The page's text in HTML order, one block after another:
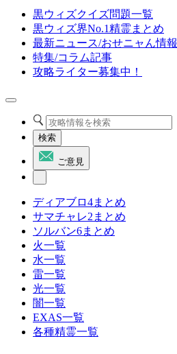
黒ウィズクイズ問題一覧
黒ウィズ界No.1精霊まとめ
最新ニュース/おせニャん情報
特集/コラム記事
攻略ライター募集中！
検索
ご意見
ディアブロ4まとめ
サマチャレ2まとめ
ソルバン6まとめ
火一覧
水一覧
雷一覧
光一覧
闇一覧
EXAS一覧
各種精霊一覧